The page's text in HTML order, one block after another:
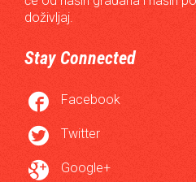
doživljaj.
Stay Connected
 Facebook
 Twitter
 Google+